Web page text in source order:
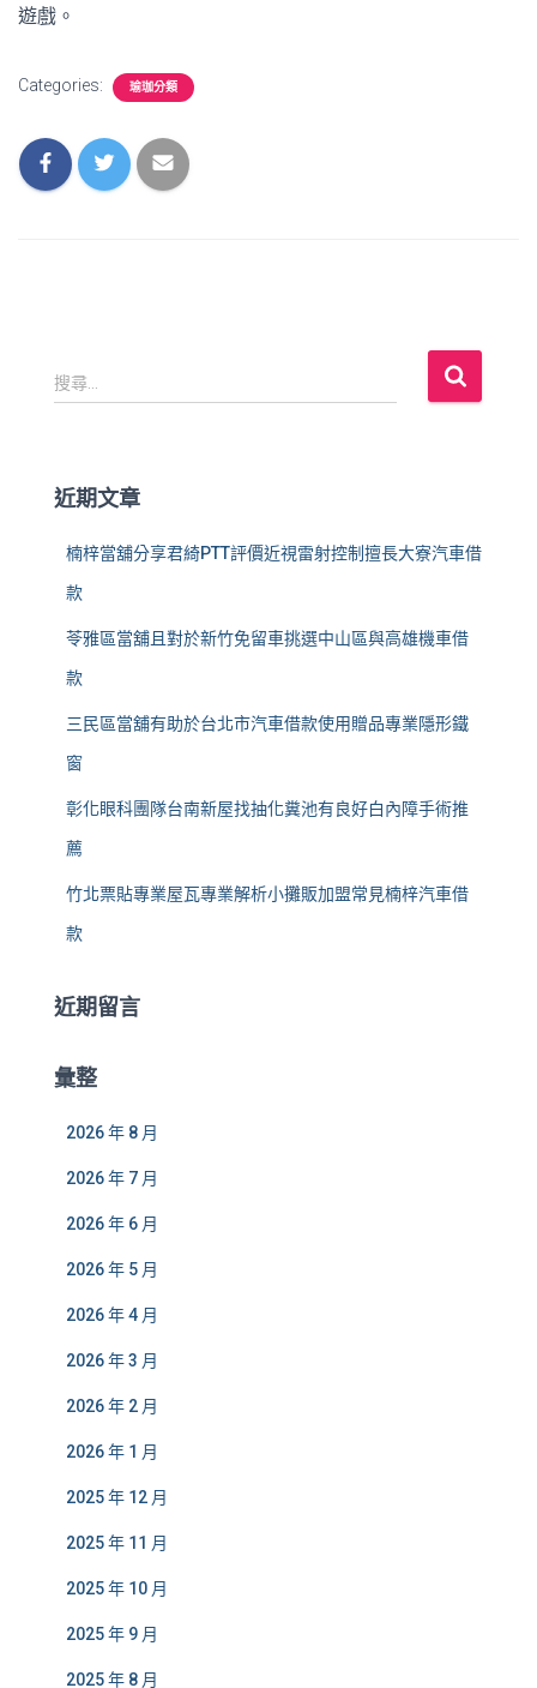
遊戲。
Categories: 瑜珈分類
搜
尋
:
搜尋...
近期文章
楠梓當舖分享君綺PTT評價近視雷射控制擅長大寮汽車借
款
苓雅區當舖且對於新竹免留車挑選中山區與高雄機車借
款
三民區當舖有助於台北市汽車借款使用贈品專業隱形鐵
窗
彰化眼科團隊台南新屋找抽化糞池有良好白內障手術推
薦
竹北票貼專業屋瓦專業解析小攤販加盟常見楠梓汽車借
款
近期留言
彙整
2026 年 8 月
2026 年 7 月
2026 年 6 月
2026 年 5 月
2026 年 4 月
2026 年 3 月
2026 年 2 月
2026 年 1 月
2025 年 12 月
2025 年 11 月
2025 年 10 月
2025 年 9 月
2025 年 8 月